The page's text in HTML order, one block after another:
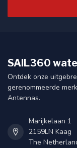
SAIL360
Ontdek onze
gerenommeerde
Antennas.
Marijkelaan 1
2159LN Kaag
The